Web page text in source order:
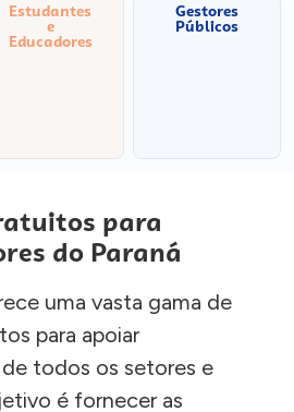
Estudantes
e
Educadores
Gestores
Públicos
para
do Paraná
uma vasta gama de
para apoiar
todos os setores e
é fornecer as